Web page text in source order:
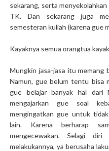
sekarang, serta
TK. Dan sekarang juga
semesteran kuliah (karena gue
Kayaknya semua orangtua
Mungkin jasa-jasa itu memang
Namun, gue belum tentu bisa
gue belajar banyak hal dari
mengajarkan gue soal
mengingatkan gue untuk
lain. Karena berharap
mengecewakan. Selagi
melakukannya, ya berusaha